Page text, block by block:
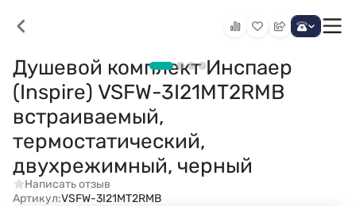
Душевой комплект Инспаер
(Inspire) VSFW-3I21MT2RMB
встраиваемый,
термостатический,
двухрежимный, черный
Написать отзыв
Артикул:VSFW-3I21MT2RMB